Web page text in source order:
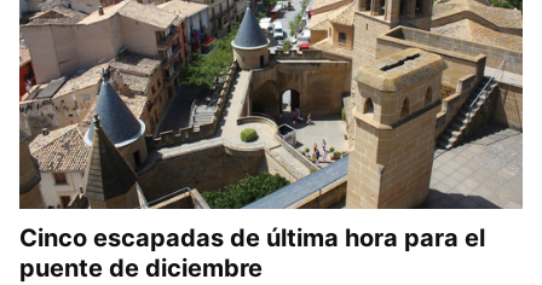
Cinco escapadas de última hora para el
puente de diciembre